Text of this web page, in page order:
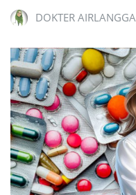
DOKTER AIRLANGGA